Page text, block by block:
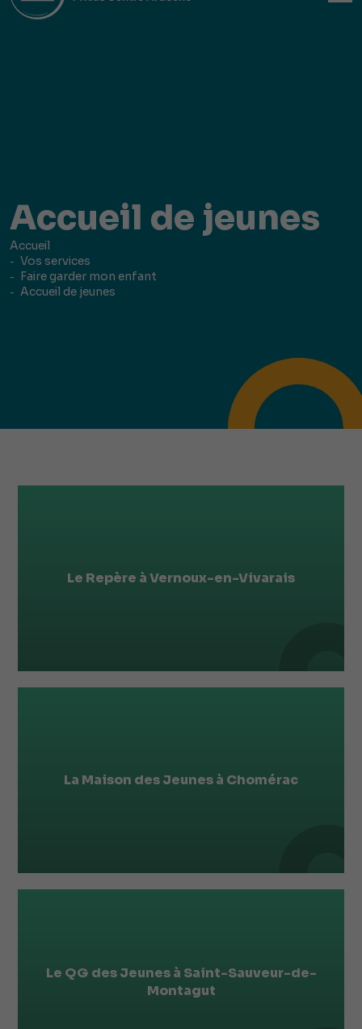
Accueil de jeunes
Accueil
Vos services
Faire garder mon enfant
Accueil de jeunes
Le Repère à Vernoux-en-Vivarais
La Maison des Jeunes à Chomérac
Le QG des Jeunes à Saint-Sauveur-de-
Montagut